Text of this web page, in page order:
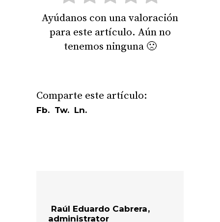
Ayúdanos con una valoración
para este artículo. Aún no
tenemos ninguna 🙁
Fb. Tw. Ln.
Raúl Eduardo Cabrera
administrator